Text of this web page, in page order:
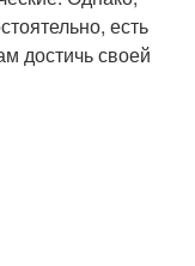
есть
достичь своей